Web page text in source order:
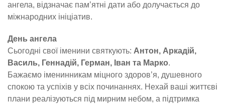
ангела, відзначає пам’ятні дати або долучається до
міжнародних ініціатив.
День ангела
Сьогодні свої іменини святкують: Антон, Аркадій,
Василь, Геннадій, Герман, Іван та Марко.
Бажаємо іменинникам міцного здоров’я, душевного
спокою та успіхів у всіх починаннях. Нехай ваші життєві
плани реалізуються під мирним небом, а підтримка